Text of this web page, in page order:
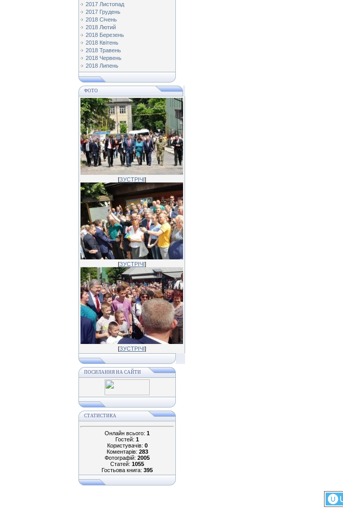
2017 Листопад
2017 Грудень
2018 Січень
2018 Лютий
2018 Березень
2018 Квітень
2018 Травень
2018 Червень
2018 Липень
ФОТО
[ЗУСТРІЧІ]
[ЗУСТРІЧІ]
[ЗУСТРІЧІ]
ПОСИЛАННЯ НА САЙТИ
СТАТИСТИКА
Онлайн всього: 1
Гостей: 1
Користувачів: 0
Коментарів: 283
Фотографій: 2005
Статей: 1055
Гостьова книга: 395